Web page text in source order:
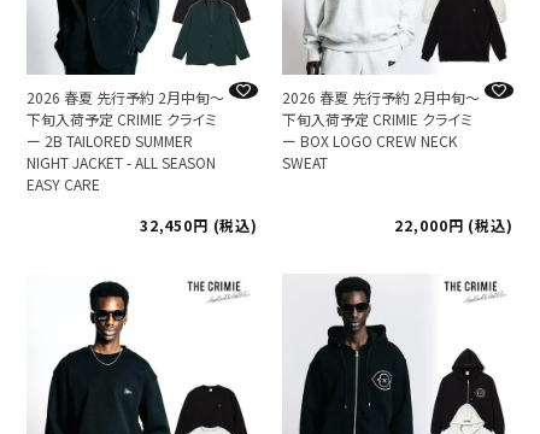
2026 春夏 先行予約 2月中旬～
下旬入荷予定 CRIMIE クライミ
ー 2B TAILORED SUMMER
NIGHT JACKET - ALL SEASON
EASY CARE
32,450
税込
2026 春夏 先行予約 2月中旬～
下旬入荷予定 CRIMIE クライミ
ー BOX LOGO CREW NECK
SWEAT
22,000 税込